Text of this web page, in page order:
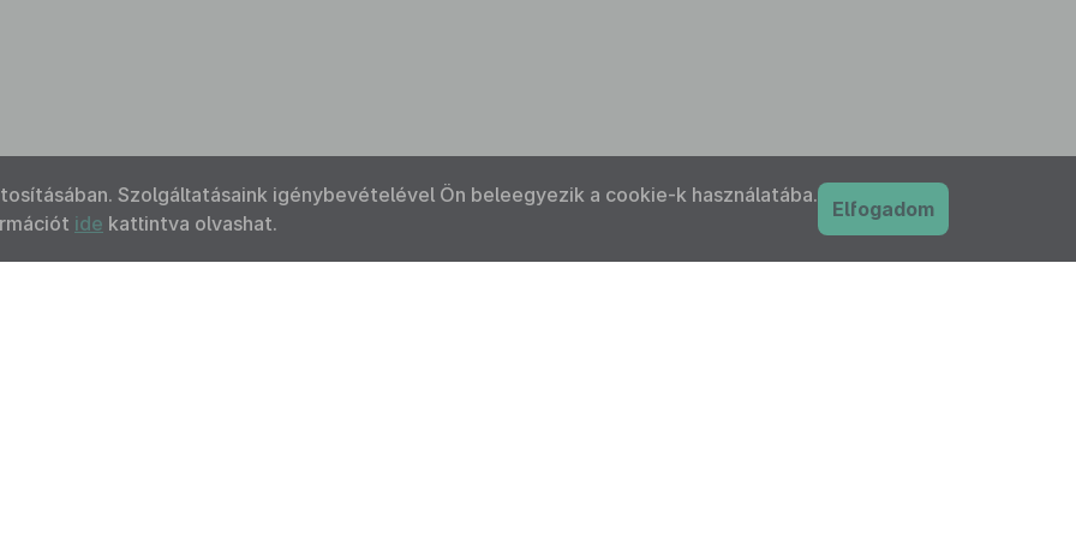
Szolgáltatásaink igénybevételével Ön beleegyezik a cookie-k használatába.
ide kattintva olvashat.
Elfogadom